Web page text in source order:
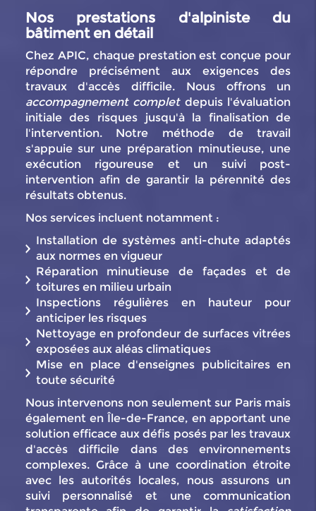
Nos prestations d'alpiniste du
bâtiment en détail
Chez APIC, chaque prestation est conçue pour
répondre précisément aux exigences des
travaux d'accès difficile. Nous offrons un
accompagnement completdepuis l'évaluation
initiale des risques jusqu'à la finalisation de
l'intervention. Notre méthode de travail
s'appuie sur une préparation minutieuse, une
exécution rigoureuse et un suivi post-
intervention afin de garantir la pérennité des
résultats obtenus.
Nos services incluent notamment :
Installation de systèmes anti-chute adaptés
aux normes en vigueur
Réparation minutieuse de façades et de
toitures en milieu urbain
Inspections régulières en hauteur pour
anticiper les risques
Nettoyage en profondeur de surfaces vitrées
exposées aux aléas climatiques
Mise en place d'enseignes publicitaires en
toute sécurité
Nous intervenons non seulement sur Paris mais
également en Île-de-France, en apportant une
solution efficace aux défis posés par les travaux
d'accès difficile dans des environnements
complexes. Grâce à une coordination étroite
avec les autorités locales, nous assurons un
suivi personnalisé et une communication